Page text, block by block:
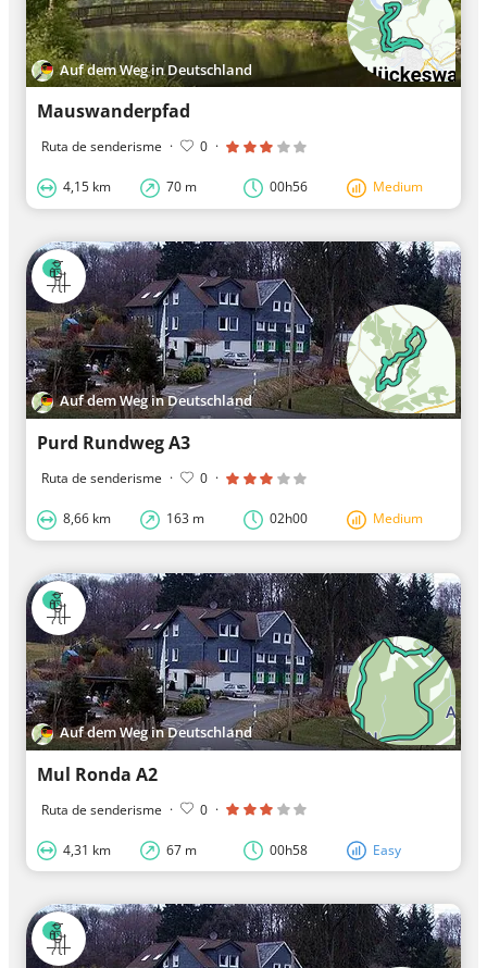
Auf dem Weg in Deutschland
Mauswanderpfad
Ruta de senderisme · 0 ·
4,15 km 70 m 00h56 Medium
Auf dem Weg in Deutschland
Purd Rundweg A3
Ruta de senderisme · 0 ·
8,66 km 163 m 02h00 Medium
Auf dem Weg in Deutschland
Mul Ronda A2
Ruta de senderisme · 0 ·
4,31 km 67 m 00h58 Easy